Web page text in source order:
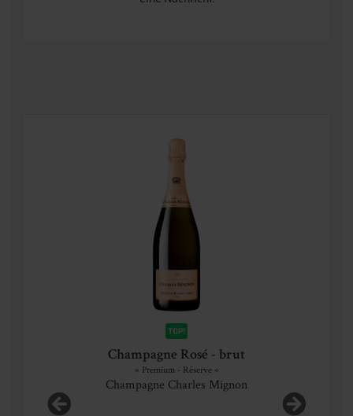
Champagne Rosé - brut
» Premium - Réserve «
Champagne Charles Mignon